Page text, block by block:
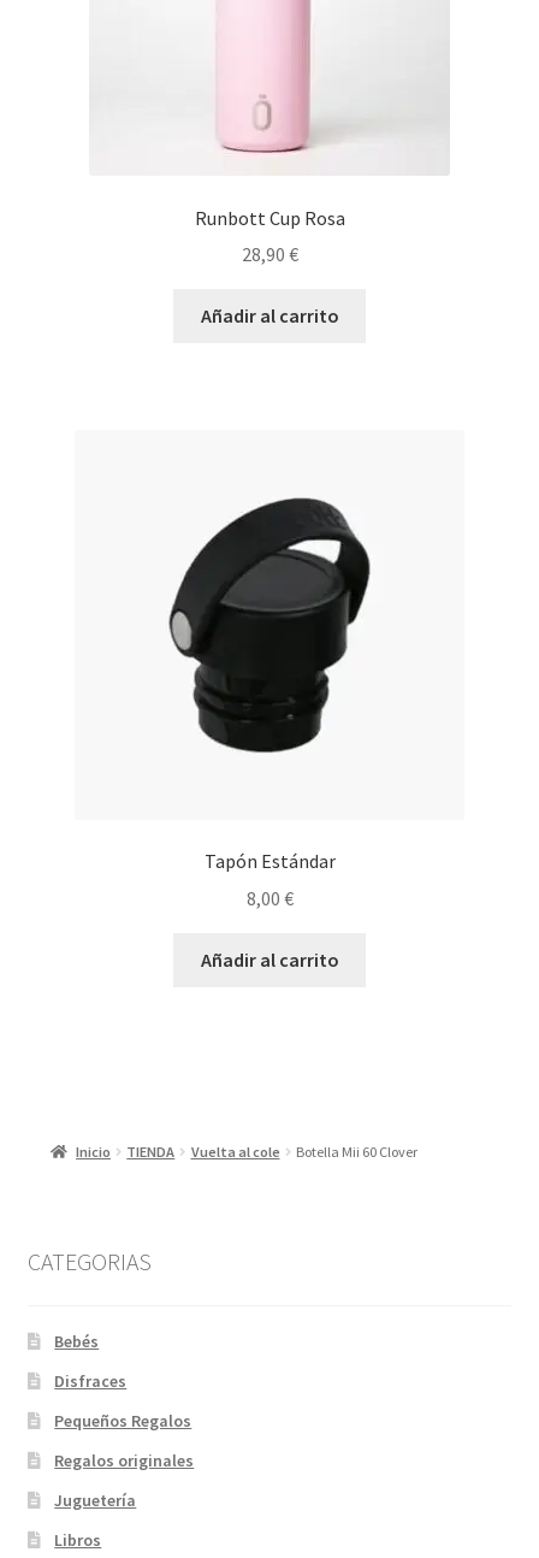
Runbott Cup Rosa
28,90 €
Añadir al carrito
Tapón Estándar
8,00 €
Añadir al carrito
Inicio TIENDA Vuelta al cole Botella Mii 60 Clover
CATEGORIAS
Bebés
Disfraces
Pequeños Regalos
Regalos originales
Juguetería
Libros